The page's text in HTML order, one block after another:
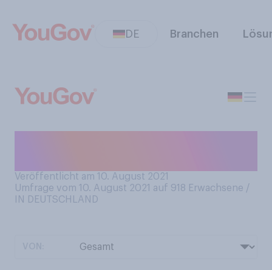
DE Branchen
Veröffentlicht am 10. August 2021
Umfrage vom 10. August 2021 auf 918 Erwachsene /
IN DEUTSCHLAND